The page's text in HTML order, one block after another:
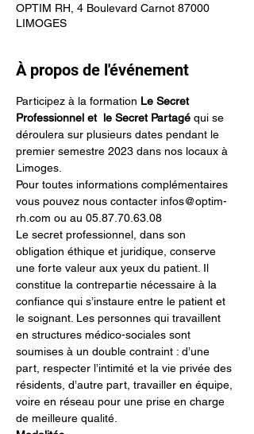
OPTIM RH, 4 Boulevard Carnot 87000
LIMOGES
À propos de l'événement
Participez à la formation Le Secret
Professionnel et  le Secret Partagé qui se
déroulera sur plusieurs dates pendant le
premier semestre 2023 dans nos locaux à
Limoges.
Pour toutes informations complémentaires
vous pouvez nous contacter infos@optim-
rh.com ou au 05.87.70.63.08
Le secret professionnel, dans son
obligation éthique et juridique, conserve
une forte valeur aux yeux du patient. Il
constitue la contrepartie nécessaire à la
confiance qui s’instaure entre le patient et
le soignant. Les personnes qui travaillent
en structures médico-sociales sont
soumises à un double contraint : d’une
part, respecter l’intimité et la vie privée des
résidents, d’autre part, travailler en équipe,
voire en réseau pour une prise en charge
de meilleure qualité.